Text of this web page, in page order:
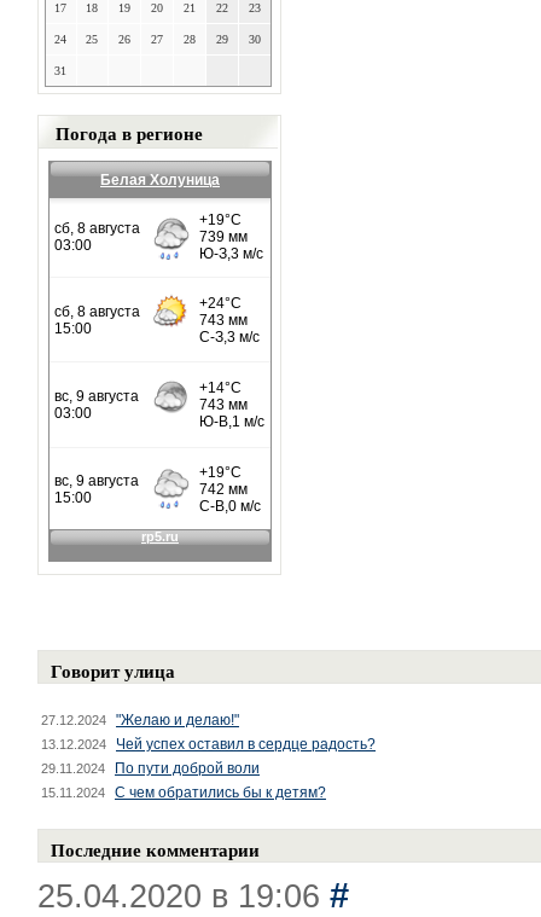
17 18 19 20 21 22 23
24 25 26 27 28 29 30
31
Погода в регионе
Белая Холуница
Говорит улица
27.12.2024 "Желаю и делаю!"
13.12.2024 Чей успех оставил в сердце радость?
29.11.2024 По пути доброй воли
15.11.2024 С чем обратились бы к детям?
Последние комментарии
25.04.2020 в 19:06 #